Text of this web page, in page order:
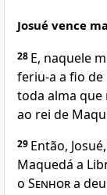
Josué vence
28 E, naquele
feriu-a a fio de
toda alma que
ao rei de
29 Então,
Maquedá a
o Senhora